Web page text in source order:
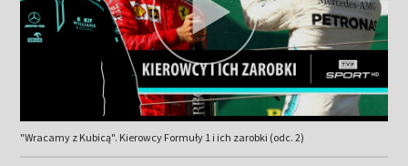
"Wracamy z Kubicą". Kierowcy Formuły 1 i ich zarobki (odc. 2)